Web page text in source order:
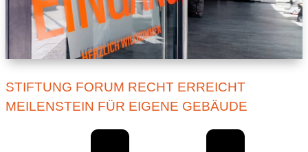
STIFTUNG FORUM RECHT ERREICHT
MEILENSTEIN FÜR EIGENE GEBÄUDE